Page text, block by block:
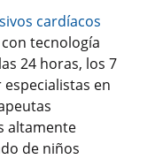
cardíacos
tecnología
24 horas, los 7
en
altamente
de niños